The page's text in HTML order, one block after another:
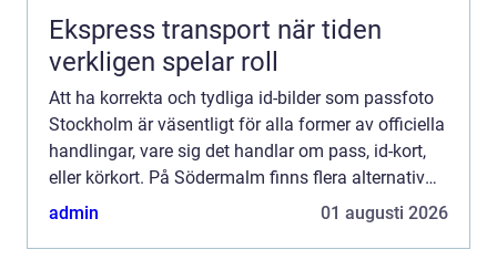
Ekspress transport när tiden
verkligen spelar roll
Att ha korrekta och tydliga id-bilder som passfoto
Stockholm är väsentligt för alla former av officiella
handlingar, vare sig det handlar om pass, id-kort,
eller körkort. På Södermalm finns flera alternativ
för att...
admin 01 augusti 2026